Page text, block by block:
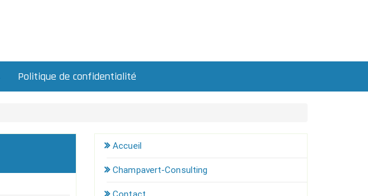
Politique de confidentialité
Accueil
Champavert-Consulting